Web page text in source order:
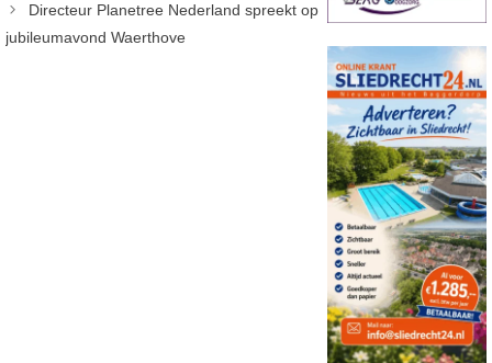
Directeur Planetree Nederland spreekt op
jubileumavond Waerthove